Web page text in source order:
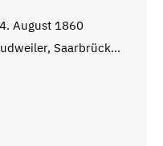
August 1860
Dudweiler, Saarbrücken